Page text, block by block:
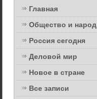
Главная
Общество и народ
Россия сегодня
Деловой мир
Новое в стране
Все записи